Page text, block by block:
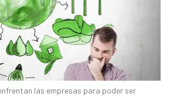
las empresas para poder ser